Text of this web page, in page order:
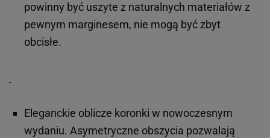
powinny być uszyte z naturalnych materiałów z
pewnym marginesem, nie mogą być zbyt
obcisłe.
Eleganckie oblicze koronki w nowoczesnym
wydaniu. Asymetryczne obszycia pozwalają